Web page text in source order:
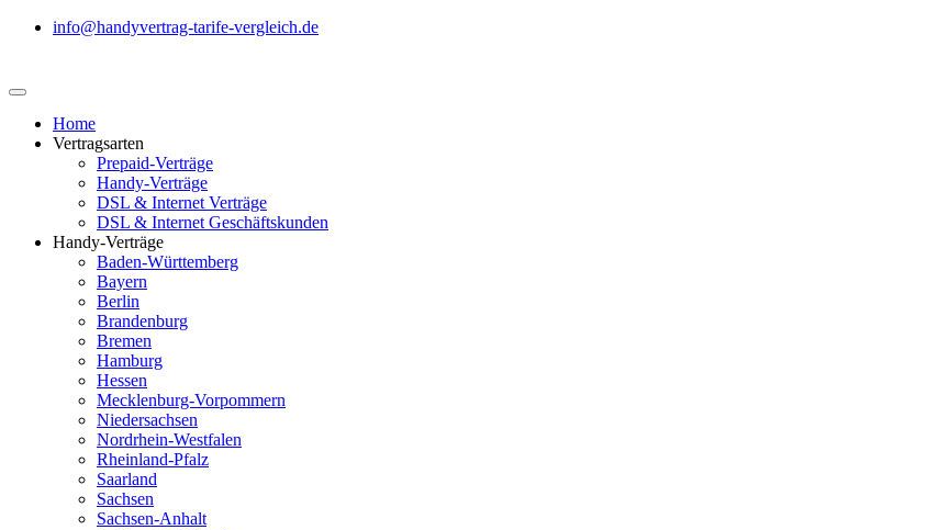
info@handyvertrag-tarife-vergleich.de
Home
Vertragsarten
Prepaid-Verträge
Handy-Verträge
DSL & Internet Verträge
DSL & Internet Geschäftskunden
Handy-Verträge
Baden-Württemberg
Bayern
Berlin
Brandenburg
Bremen
Hamburg
Hessen
Mecklenburg-Vorpommern
Niedersachsen
Nordrhein-Westfalen
Rheinland-Pfalz
Saarland
Sachsen
Sachsen-Anhalt